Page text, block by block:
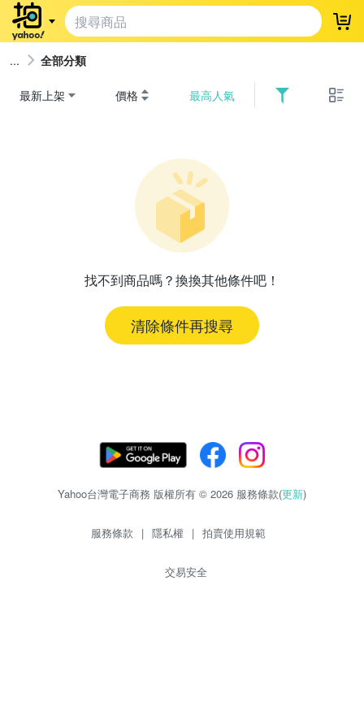
登
全部分類
最新上架 價格 最高人氣
找不到商品嗎？換換其他條件吧！
清除條件再搜尋
Yahoo台灣電子商務 版權所有 © 2026 服務條款(更新)
服務條款 | 隱私權 | 拍賣使用規範
交易安全